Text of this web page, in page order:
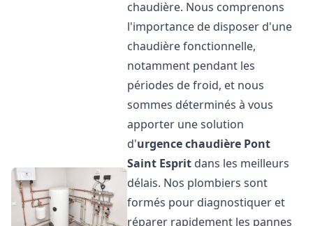
chaudière. Nous comprenons
l'importance de disposer d'une
chaudière fonctionnelle,
notamment pendant les
périodes de froid, et nous
sommes déterminés à vous
apporter une solution
d'urgence chaudière Pont
Saint Esprit dans les meilleurs
délais. Nos plombiers sont
formés pour diagnostiquer et
réparer rapidement les pannes